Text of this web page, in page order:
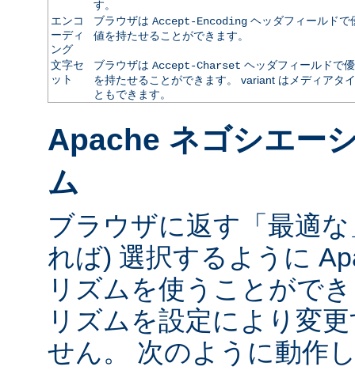
す。
エンコ
ーディ
ング
ブラウザは Accept-Encodingヘッダフィールドで
値を持たせることができます。
文字セ
ット
ブラウザは Accept-Charset ヘッダフィールドで
を持たせることができます。 variant はメディアタ
ともできます。
Apache ネゴシエー
ム
ブラウザに返す「最適
れば) 選択するように
リズムを使うことがで
リズムを設定により変
せん。 次のように動作